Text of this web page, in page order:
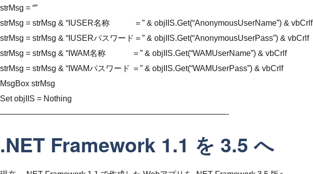
strMsg = “”
strMsg = strMsg & “IUSER名称 ＝” & objIIS.Get(“AnonymousUserName”) & vbCrlf
strMsg = strMsg & “IUSERパスワード＝” & objIIS.Get(“AnonymousUserPass”) & vbCrlf
strMsg = strMsg & “IWAM名称 ＝” & objIIS.Get(“WAMUserName”) & vbCrlf
strMsg = strMsg & “IWAMパスワード ＝” & objIIS.Get(“WAMUserPass”) & vbCrlf
MsgBox strMsg
Set objIIS = Nothing
————————————————————————————-
.NET Framework 1.1 を 3.5 へ